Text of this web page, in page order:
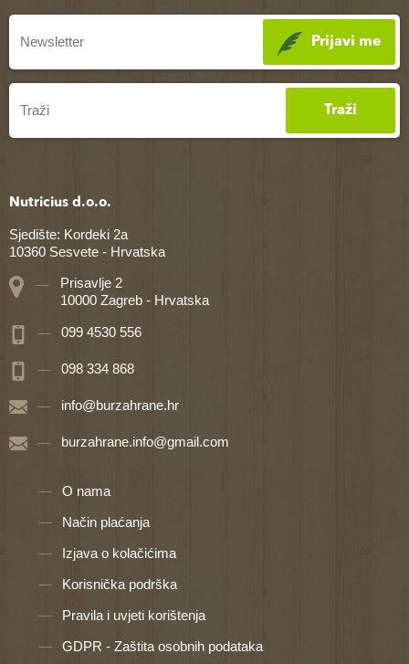
Prijavi me
Traži
Nutricius d.o.o.
Sjedište: Kordeki 2a
10360 Sesvete - Hrvatska
Prisavlje 2
10000 Zagreb - Hrvatska
099 4530 556
098 334 868
info@burzahrane.hr
burzahrane.info@gmail.com
O nama
Način plaćanja
Izjava o kolačićima
Korisnička podrška
Pravila i uvjeti korištenja
GDPR - Zaštita osobnih podataka